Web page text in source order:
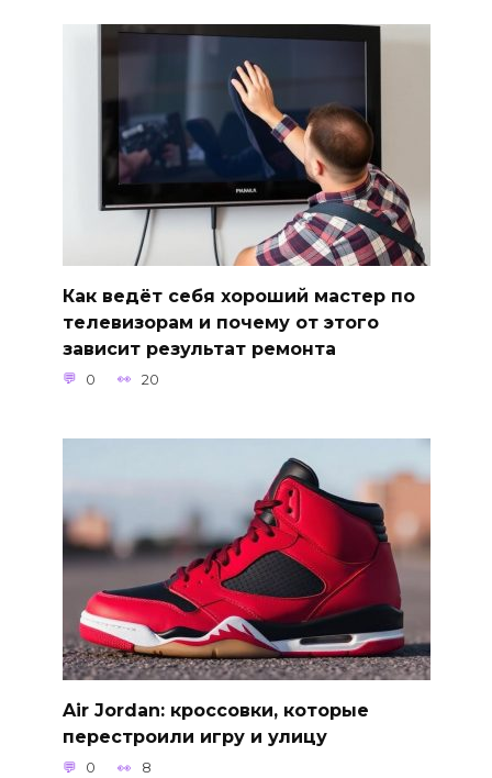
Как ведёт себя хороший мастер по
телевизорам и почему от этого
зависит результат ремонта
0 20
Air Jordan: кроссовки, которые
перестроили игру и улицу
0 8